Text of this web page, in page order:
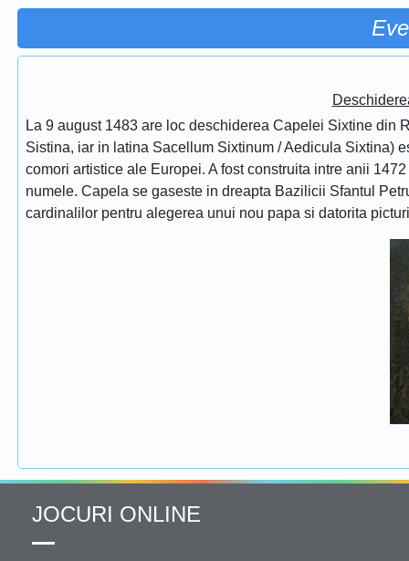
La 9 august 1483 are loc deschiderea Capelei Sixtine
Sistina, iar in latina Sacellum Sixtinum / Aedicula Sixtina)
comori artistice ale Europei. A fost construita intre anii
numele. Capela se gaseste in dreapta Bazilicii Sfantul
cardinalilor pentru alegerea unui nou papa si datorita
JOCURI ONLINE